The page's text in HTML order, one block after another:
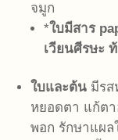
จมูก
*ใบมีสาร
เวียนศีรษะ
ใบและต้น มีรส
หยอดตา แก้ตา
พอก รักษาแผ